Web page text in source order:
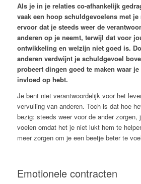
Als je in je relaties co-afhankelijk
vaak een hoop schuldgevoelens met je
ervoor dat je steeds weer de
anderen op je neemt, terwijl dat voor
ontwikkeling en welzijn niet goed is.
anderen verdwijnt je schuldgevoel
probeert dingen goed te maken waar je
invloed op hebt.
Je bent niet verantwoordelijk voor het
vervulling van anderen. Toch is dat hoe
bezig: steeds weer voor de ander zorgen,
voelen omdat het je niet lukt hem te
meer zorgen om je een beetje beter te
Emotionele contracten